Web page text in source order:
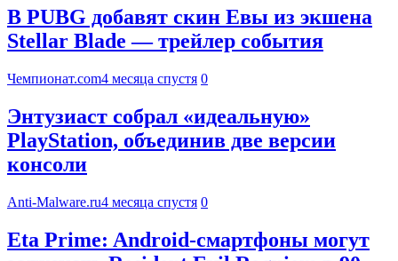
В PUBG добавят скин Евы из экшена
Stellar Blade — трейлер события
Чемпионат.com4 месяца спустя 0
Энтузиаст собрал «идеальную»
PlayStation, объединив две версии
консоли
Anti-Malware.ru4 месяца спустя 0
Eta Prime: Android-смартфоны могут